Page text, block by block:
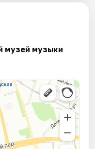
музей музыки